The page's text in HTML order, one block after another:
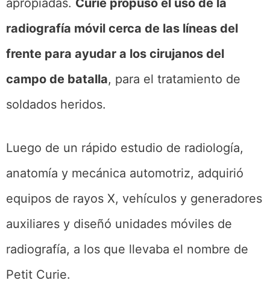
radiografía móvil cerca de las líneas del
frente para ayudar a los cirujanos del
campo de batalla, para el tratamiento de
soldados heridos.
Luego de un rápido estudio de radiología,
anatomía y mecánica automotriz, adquirió
equipos de rayos X, vehículos y generadores
auxiliares y diseñó unidades móviles de
radiografía, a los que llevaba el nombre de
Petit Curie.